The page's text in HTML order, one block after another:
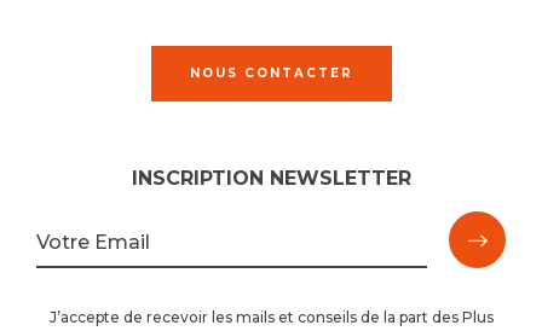
NOUS CONTACTER
INSCRIPTION NEWSLETTER
Votre Email
J’accepte de recevoir les mails et conseils de la part des Plus